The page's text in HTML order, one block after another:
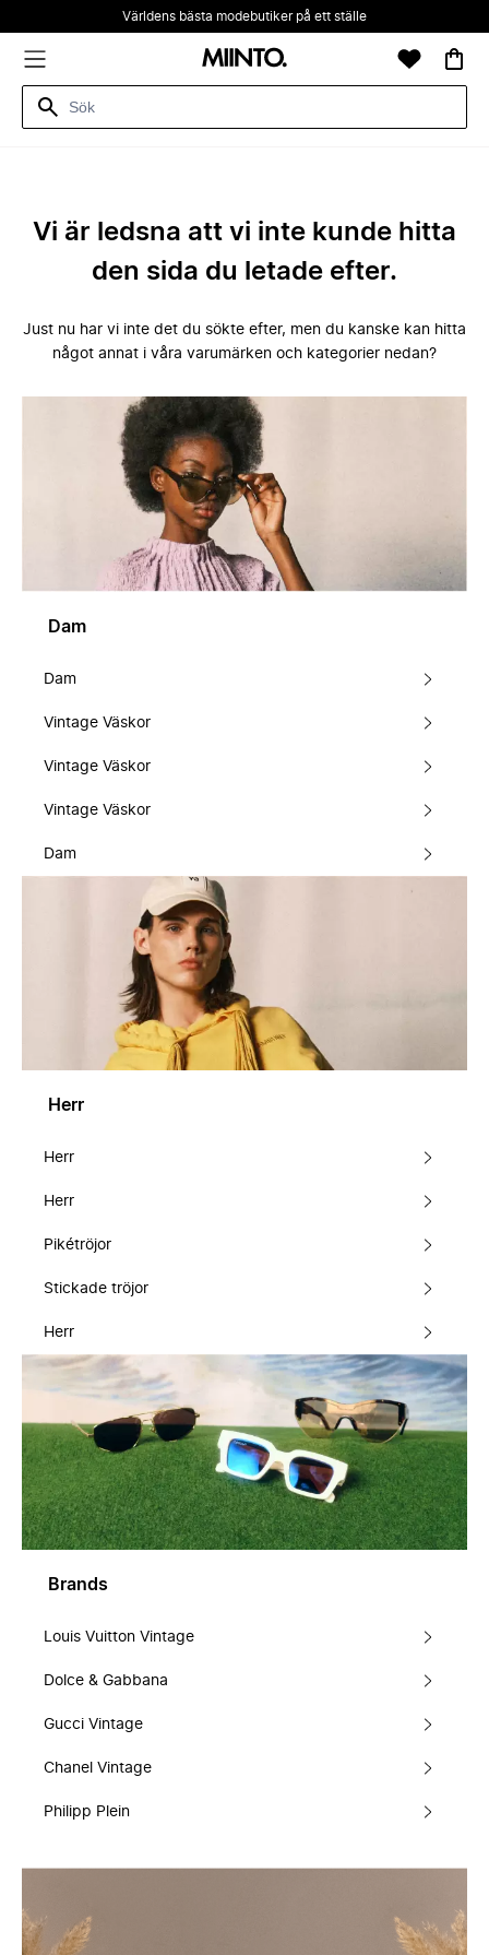
Världens bästa modebutiker på ett ställe
Vi är ledsna att vi inte kunde hitta
den sida du letade efter.
Just nu har vi inte det du sökte efter, men du kanske kan hitta
något annat i våra varumärken och kategorier nedan?
Dam
Dam
Vintage Väskor
Vintage Väskor
Vintage Väskor
Dam
Herr
Herr
Herr
Pikétröjor
Stickade tröjor
Herr
Brands
Louis Vuitton Vintage
Dolce & Gabbana
Gucci Vintage
Chanel Vintage
Philipp Plein